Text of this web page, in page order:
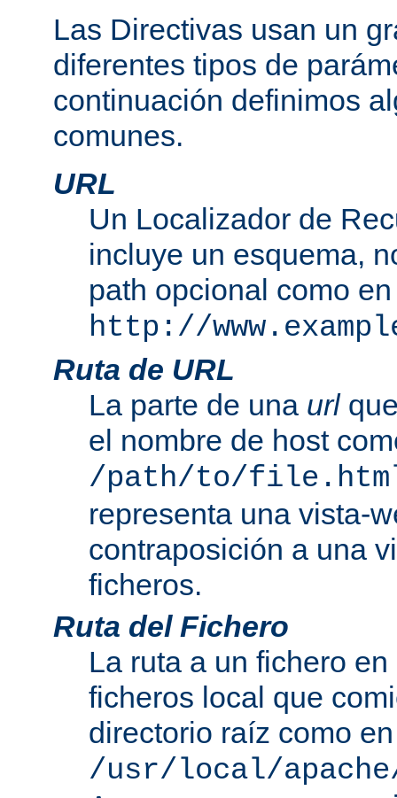
Las Directivas usan un
diferentes tipos de
continuación definimos
comunes.
URL
Un Localizador de
incluye un esquema,
path opcional como en
http://
Ruta de URL
La parte de una url
el nombre de host
/path/to/
representa una vista-
contraposición a una
ficheros.
Ruta del Fichero
La ruta a un fichero
ficheros local que
directorio raíz como en
/usr/local/